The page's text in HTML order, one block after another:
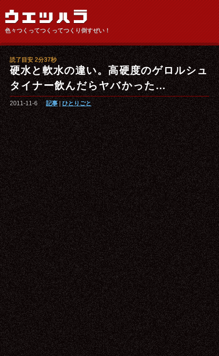
色々つくってつくってつくり倒すぜい！
硬水と軟水の違い。高硬度のゲロルシュ
タイナー飲んだらヤバかった…
2011-11-6 記事|ひとりごと
読了目安 2分37秒